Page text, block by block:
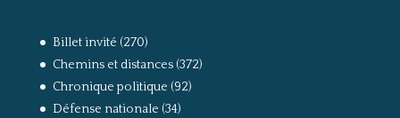
Billet invité (270)
Chemins et distances(372)
Chronique politique (92)
Défense nationale (34)